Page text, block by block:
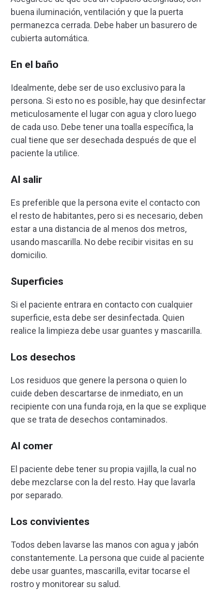
buena iluminación, ventilación y que la puerta
permanezca cerrada. Debe haber un basurero de
cubierta automática.
En el baño
Idealmente, debe ser de uso exclusivo para la
persona. Si esto no es posible, hay que desinfectar
meticulosamente el lugar con agua y cloro luego
de cada uso. Debe tener una toalla específica, la
cual tiene que ser desechada después de que el
paciente la utilice.
Al salir
Es preferible que la persona evite el contacto con
el resto de habitantes, pero si es necesario, deben
estar a una distancia de al menos dos metros,
usando mascarilla. No debe recibir visitas en su
domicilio.
Superficies
Si el paciente entrara en contacto con cualquier
superficie, esta debe ser desinfectada. Quien
realice la limpieza debe usar guantes y mascarilla.
Los desechos
Los residuos que genere la persona o quien lo
cuide deben descartarse de inmediato, en un
recipiente con una funda roja, en la que se explique
que se trata de desechos contaminados.
Al comer
El paciente debe tener su propia vajilla, la cual no
debe mezclarse con la del resto. Hay que lavarla
por separado.
Los convivientes
Todos deben lavarse las manos con agua y jabón
constantemente. La persona que cuide al paciente
debe usar guantes, mascarilla, evitar tocarse el
rostro y monitorear su salud.